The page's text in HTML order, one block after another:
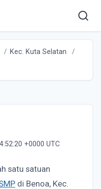
Kec. Kuta Selatan
+0000 UTC
satu satuan
di Benoa, Kec.